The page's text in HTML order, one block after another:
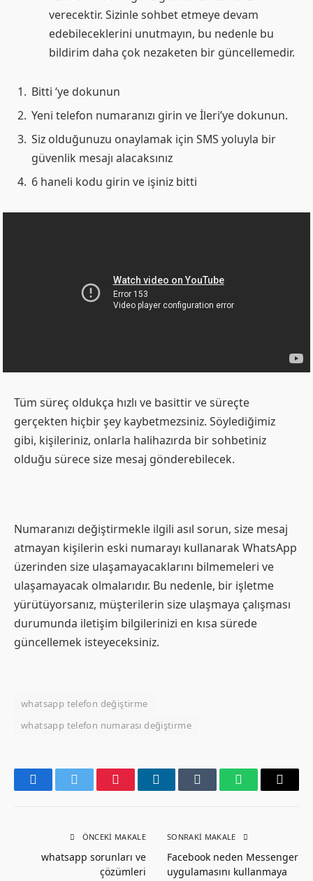
verecektir. Sizinle sohbet etmeye devam
edebileceklerini unutmayın, bu nedenle bu
bildirim daha çok nezaketen bir güncellemedir.
Bitti ‘ye dokunun
Yeni telefon numaranızı girin ve İleri’ye dokunun.
Siz olduğunuzu onaylamak için SMS yoluyla bir
güvenlik mesajı alacaksınız
6 haneli kodu girin ve işiniz bitti
Tüm süreç oldukça hızlı ve basittir ve süreçte
gerçekten hiçbir şey kaybetmezsiniz. Söylediğimiz
gibi, kişileriniz, onlarla halihazırda bir sohbetiniz
olduğu sürece size mesaj gönderebilecek.
Numaranızı değiştirmekle ilgili asıl sorun, size mesaj
atmayan kişilerin eski numarayı kullanarak WhatsApp
üzerinden size ulaşamayacaklarını bilmemeleri ve
ulaşamayacak olmalarıdır. Bu nedenle, bir işletme
yürütüyorsanız, müşterilerin size ulaşmaya çalışması
durumunda iletişim bilgilerinizi en kısa sürede
güncellemek isteyeceksiniz.
whatsapp telefon değiştirme
whatsapp telefon numarası değiştirme
FacebookTwitter PinterestLinkedInTumblr WhatsAppEmail
ÖNCEKI MAKALE
whatsapp sorunları ve
çözümleri
SONRAKI MAKALE
Facebook neden Messenger
uygulamasını kullanmaya